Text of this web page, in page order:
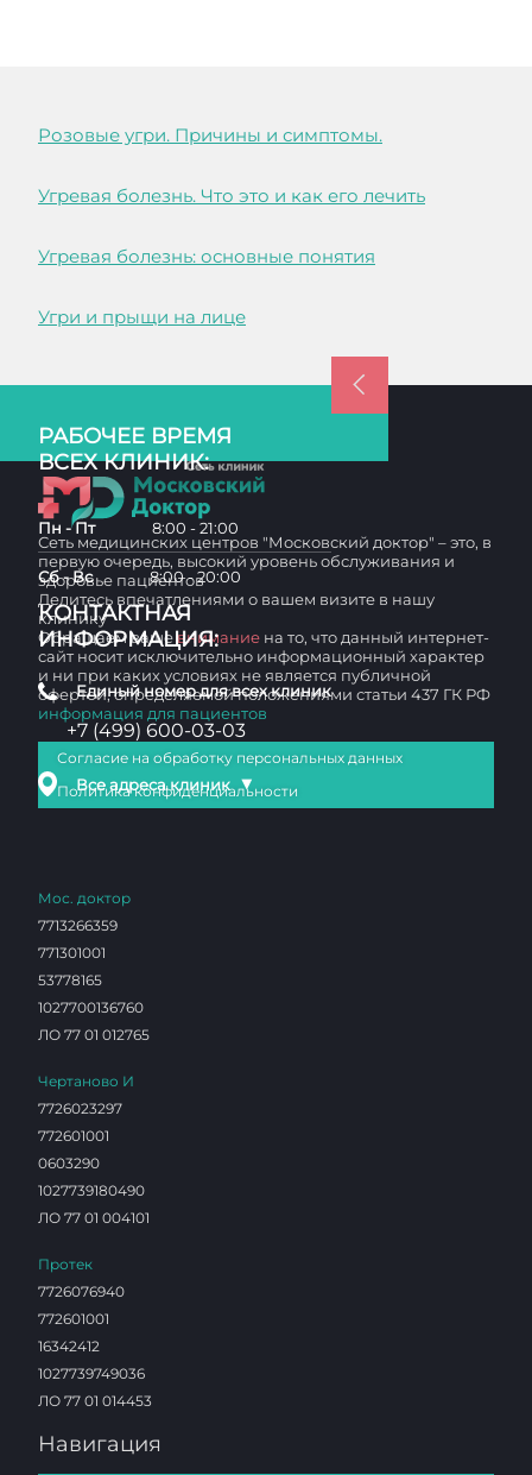
Розовые угри. Причины и симптомы.
Угревая болезнь. Что это и как его лечить
Угревая болезнь: основные понятия
Угри и прыщи на лице
РАБОЧЕЕ ВРЕМЯ
ВСЕХ КЛИНИК:
Пн - Пт 8:00 - 21:00
Сб - Вс 8:00 - 20:00
КОНТАКТНАЯ
ИНФОРМАЦИЯ:
Единый номер для всех клиник
+7 (499) 600-03-03
Все адреса клиник ▼
Сеть медицинских центров "Московский доктор" – это, в
первую очередь, высокий уровень обслуживания и
здоровье пациентов
Делитесь впечатлениями о вашем визите в нашу
клинику
Обращаем вашевнимание на то, что данный интернет-
сайт носит исключительно информационный характер
и ни при каких условиях не является публичной
офертой, определяемой положениями статьи 437 ГК РФ
информация для пациентов
Согласие на обработку персональных данных
Политика конфиденциальности
Мос. доктор
7713266359
771301001
53778165
1027700136760
ЛО 77 01 012765
Чертаново И
7726023297
772601001
0603290
1027739180490
ЛО 77 01 004101
Протек
7726076940
772601001
16342412
1027739749036
ЛО 77 01 014453
Навигация